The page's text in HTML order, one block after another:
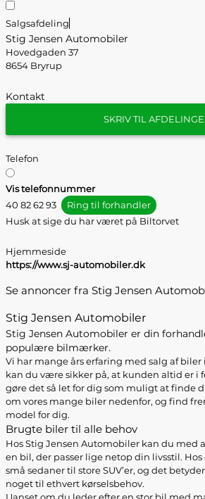
Salgsafdeling
Stig Jensen Automobiler
Hovedgaden 37
8654 Bryrup
Kontakt
SKRIV TIL
Telefon
Vis telefonnummer
40 82 62 93
Ring til forhandler
Husk at sige du har været på Biltorvet
Hjemmeside
https://www.sj-automobiler.dk
Se annoncer fra Stig Jensen
Stig Jensen Automobiler
Stig Jensen Automobiler er din
populære bilmærker.
Vi har mange års erfaring med salg af biler
kan du være sikker på, at kunden altid er i
gøre det så let for dig som muligt at finde
om vores mange biler nedenfor, og find
model for dig.
Brugte biler til alle behov
Hos Stig Jensen Automobiler kan du med
en bil, der passer lige netop din livsstil.
små sedaner til store SUV’er, og det
noget til ethvert kørselsbehov.